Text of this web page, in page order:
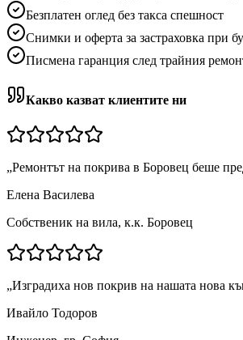
Безплатен оглед без такса спешност
Снимки и оферта за застраховка при
Писмена гаранция след трайния
Какво казват клиентите ни
„Ремонтът на покрива в Боровец беше
Елена Василева
Собственик на вила, к.к. Боровец
„Изградиха нов покрив на нашата нова
Ивайло Тодоров